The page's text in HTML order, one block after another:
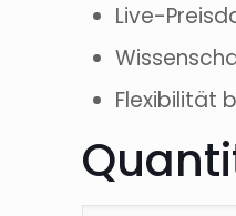
Live-
Flexibilität